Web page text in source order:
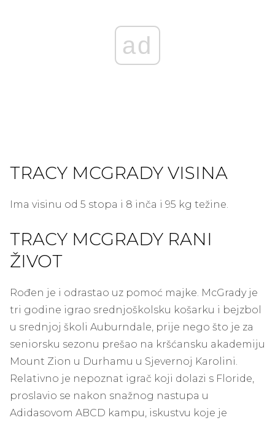
ad
TRACY MCGRADY VISINA
Ima visinu od 5 stopa i 8 inča i 95 kg težine.
TRACY MCGRADY RANI
ŽIVOT
Rođen je i odrastao uz pomoć majke. McGrady je
tri godine igrao srednjoškolsku košarku i bejzbol
u srednjoj školi Auburndale, prije nego što je za
seniorsku sezonu prešao na kršćansku akademiju
Mount Zion u Durhamu u Sjevernoj Karolini.
Relativno je nepoznat igrač koji dolazi s Floride,
proslavio se nakon snažnog nastupa u
Adidasovom ABCD kampu, iskustvu koje je